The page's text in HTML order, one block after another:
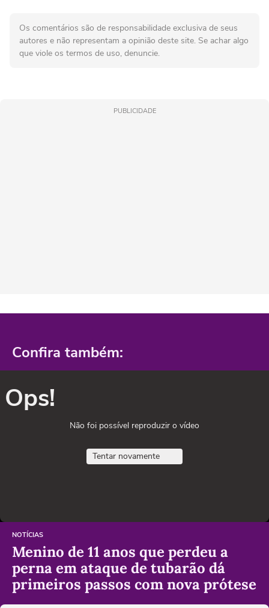
Os comentários são de responsabilidade exclusiva de seus
autores e não representam a opinião deste site. Se achar algo
que viole os termos de uso, denuncie.
PUBLICIDADE
Confira também:
Ops!
Não foi possível reproduzir o vídeo
Tentar novamente
NOTÍCIAS
Menino de 11 anos que perdeu a
perna em ataque de tubarão dá
primeiros passos com nova prótese